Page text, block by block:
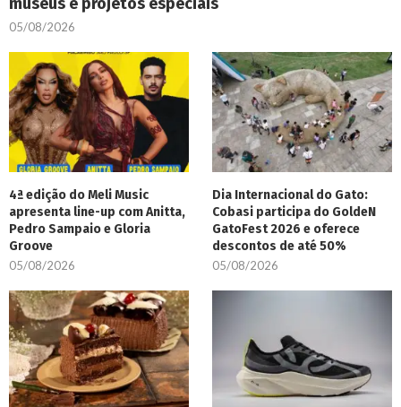
05/08/2026
4ª edição do Meli Music
apresenta line-up com Anitta,
Pedro Sampaio e Gloria
Groove
05/08/2026
Dia Internacional do Gato:
Cobasi participa do GoldeN
GatoFest 2026 e oferece
descontos de até 50%
05/08/2026